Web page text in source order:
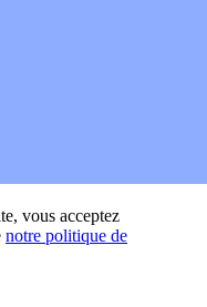
vous acceptez
notre politique de